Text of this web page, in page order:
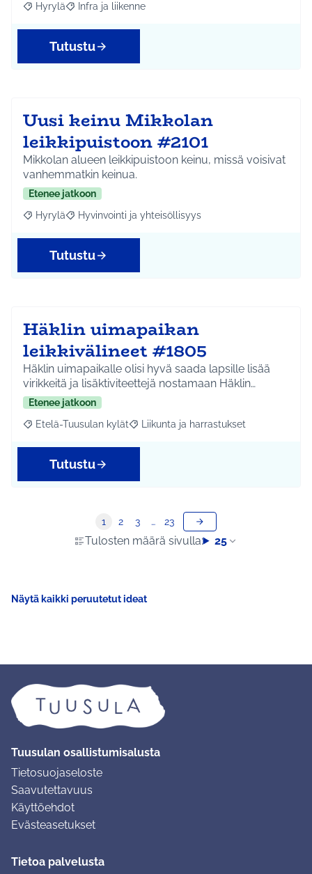
Rajaa tulokset aihepiirin mukaan: Hyrylä
Hyrylä Rajaa tulokset teeman mukaan: Infra ja liikenne
Infra ja liikenne
Tutustu
Uusi keinu Mikkolan
leikkipuistoon #2101
Mikkolan alueen leikkipuistoon keinu, missä voisivat
vanhemmatkin keinua.
Etenee jatkoon
Rajaa tulokset aihepiirin mukaan: Hyrylä
Hyrylä Rajaa tulokset teeman mukaan: Hyvinvointi ja
Hyvinvointi ja yhteisöllisyys
Tutustu
Häklin uimapaikan
leikkivälineet #1805
Häklin uimapaikalle olisi hyvä saada lapsille lisää
virikkeitä ja lisäktiviteettejä nostamaan Häklin…
Etenee jatkoon
Rajaa tulokset aihepiirin mukaan: Etelä-Tuusulan kylät
Etelä-Tuusulan kylät Rajaa tulokset teeman mukaan:
Liikunta ja harrastukset
Tutustu
Tulosten määrä sivulla: 25
1 2 3 … 23
Näytä kaikki peruutetut ideat
Tuusulan osallistumisalusta
Tietosuojaseloste
Saavutettavuus
Käyttöehdot
Evästeasetukset
Tietoa palvelusta